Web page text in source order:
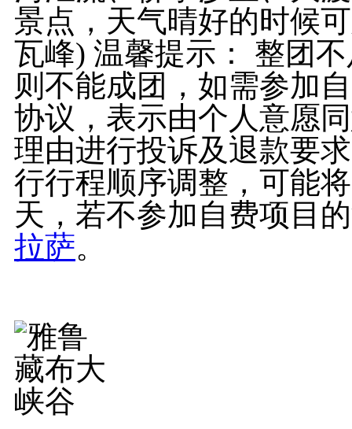
景点，天气晴好的时候
瓦峰) 温馨提示： 整团
则不能成团，如需参加
协议，表示由个人意愿
理由进行投诉及退款要
行行程顺序调整，可能
天，若不参加自费项目
拉萨。